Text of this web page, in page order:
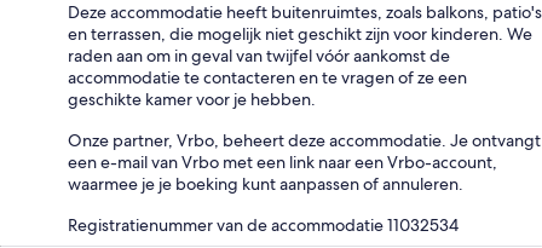
Deze accommodatie heeft buitenruimtes, zoals balkons, patio's
en terrassen, die mogelijk niet geschikt zijn voor kinderen. We
raden aan om in geval van twijfel vóór aankomst de
accommodatie te contacteren en te vragen of ze een
geschikte kamer voor je hebben.
Onze partner, Vrbo, beheert deze accommodatie. Je ontvangt
een e-mail van Vrbo met een link naar een Vrbo-account,
waarmee je je boeking kunt aanpassen of annuleren.
Registratienummer van de accommodatie 11032534